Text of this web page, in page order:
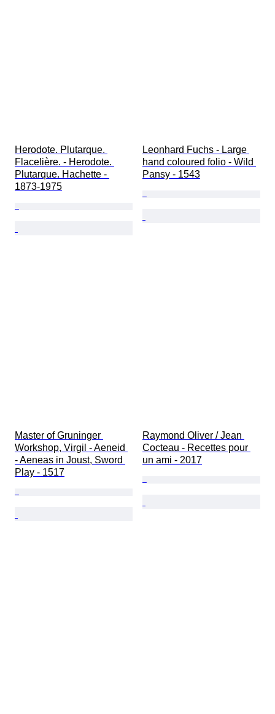
Herodote. Plutarque.
Flacelière. - Herodote.
Plutarque. Hachette -
1873-1975
Leonhard Fuchs - Large
hand coloured folio - Wild
Pansy - 1543
Master of Gruninger
Workshop, Virgil - Aeneid
- Aeneas in Joust, Sword
Play - 1517
Raymond Oliver / Jean
Cocteau - Recettes pour
un ami - 2017